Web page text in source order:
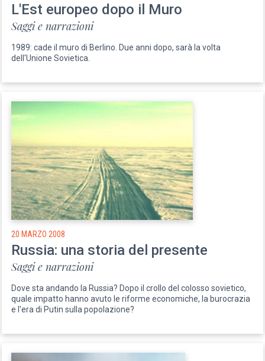
L'Est europeo dopo il Muro
Saggi e narrazioni
1989: cade il muro di Berlino. Due anni dopo, sarà la volta
dell'Unione Sovietica.
20 MARZO 2008
Russia: una storia del presente
Saggi e narrazioni
Dove sta andando la Russia? Dopo il crollo del colosso sovietico,
quale impatto hanno avuto le riforme economiche, la burocrazia
e l'era di Putin sulla popolazione?